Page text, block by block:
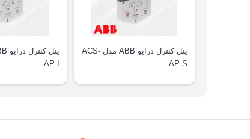
پنل کنترل درایو ABB مدل ACS-
AP-S
AP-I